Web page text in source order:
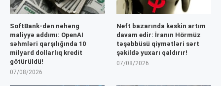
SoftBank-dən nəhəng
maliyyə addımı: OpenAI
səhmləri qarşılığında 10
milyard dollarlıq kredit
götürüldü!
07/08/2026
Neft bazarında kəskin artım
davam edir: İranın Hörmüz
təşəbbüsü qiymətləri sərt
şəkildə yuxarı qaldırır!
07/08/2026